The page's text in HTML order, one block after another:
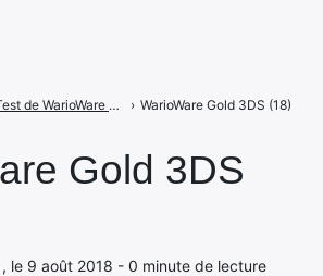
Gold 3DS
, le 9 août 2018 - 0 minute de lecture
Test de WarioWare Gold : les jeux de mains du vilain sur 3DS › WarioWare Gold 3DS (18)